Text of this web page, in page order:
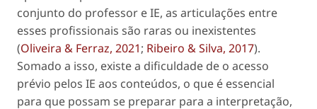
conjunto do professor e IE, as articulações entre
esses profissionais são raras ou inexistentes
(Oliveira & Ferraz, 2021; Ribeiro & Silva, 2017).
Somado a isso, existe a dificuldade de o acesso
prévio pelos IE aos conteúdos, o que é essencial
para que possam se preparar para a interpretação,